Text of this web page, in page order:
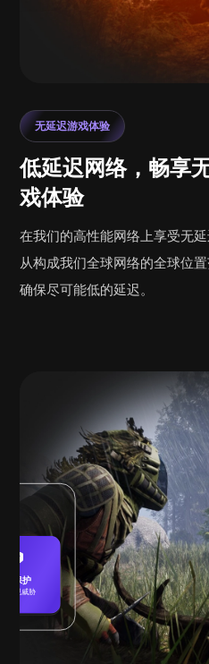
无延迟游戏体验
低延迟网络，畅享
戏体验
在我们的高性能网络上享受无
从构成我们全球网络的全球位
确保尽可能低的延迟。
受保护
发现威胁